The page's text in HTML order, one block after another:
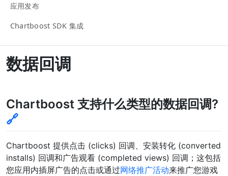
应用发布
Chartboost SDK 集成
数据回调
Chartboost 支持什么类型的数据回调?
🔗
Chartboost 提供点击 (clicks) 回调、安装转化 (converted
installs) 回调和广告观看 (completed views) 回调；这包括
您应用内插屏广告的点击或通过网络推广活动来推广您游戏